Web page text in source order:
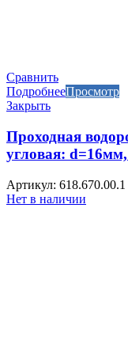
Сравнить
ПодробнееПросмотр
Закрыть
Проходная
угловая:
Артикул: 618.670.00.1
Нет в наличии